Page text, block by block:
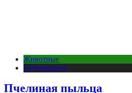
Животные
Публикации
Пчелиная пыльца